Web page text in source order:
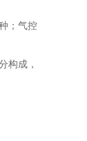
；气控
构成，